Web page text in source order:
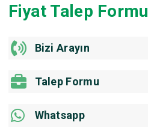
Fiyat Talep Formu
Bizi Arayın
Talep Formu
Whatsapp